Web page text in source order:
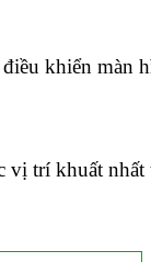
khiển màn
vị trí khuất nhất